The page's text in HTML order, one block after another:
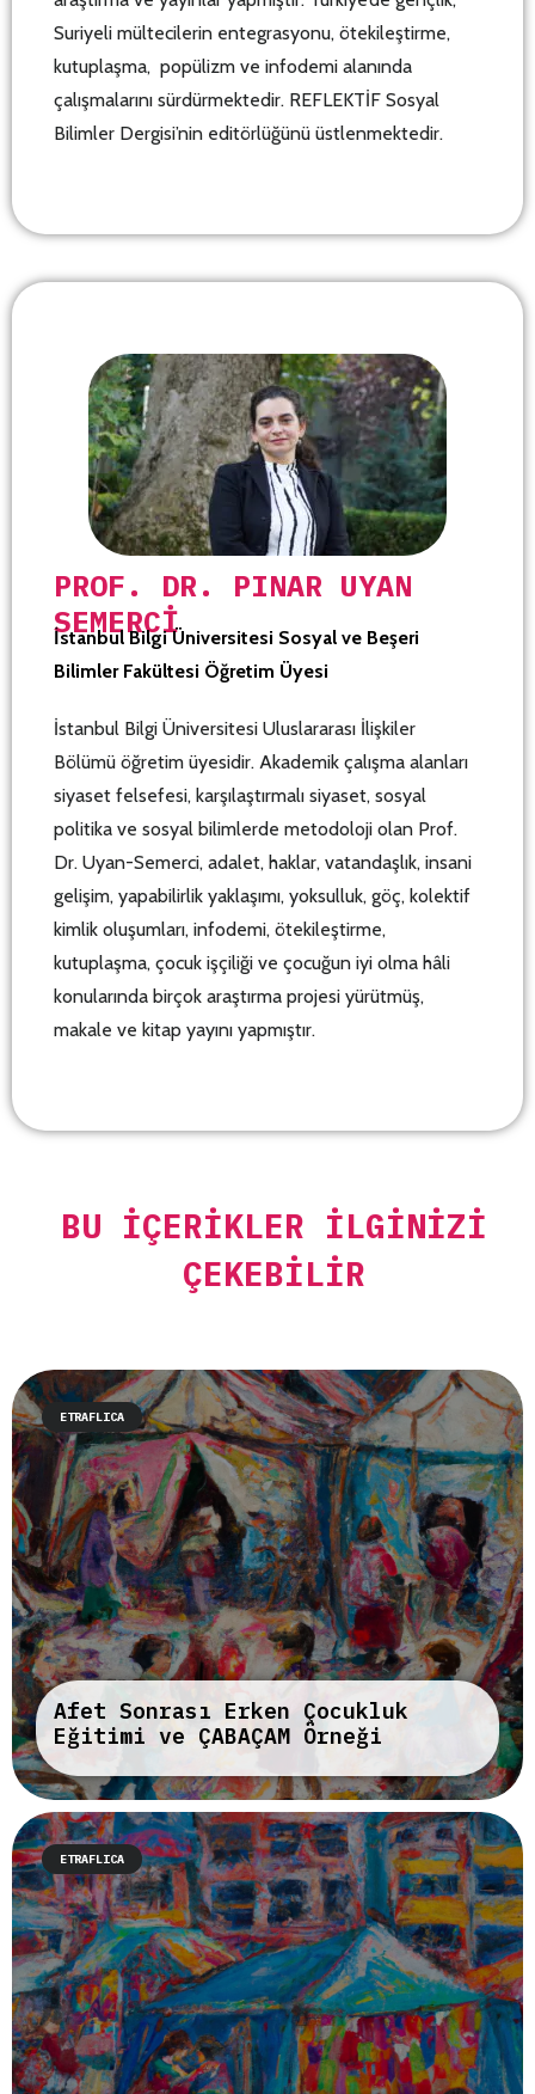
Suriyeli mültecilerin entegrasyonu, ötekileştirme,
kutuplaşma, popülizm ve infodemi alanında
çalışmalarını sürdürmektedir. REFLEKTİF Sosyal
Bilimler Dergisi’nin editörlüğünü üstlenmektedir.
PROF. DR. PINAR UYAN
SEMERCI
İstanbul Bilgi Üniversitesi Sosyal ve Beşeri
Bilimler Fakültesi Öğretim Üyesi
İstanbul Bilgi Üniversitesi Uluslararası İlişkiler
Bölümü öğretim üyesidir. Akademik çalışma alanları
siyaset felsefesi, karşılaştırmalı siyaset, sosyal
politika ve sosyal bilimlerde metodoloji olan Prof.
Dr. Uyan-Semerci, adalet, haklar, vatandaşlık, insani
gelişim, yapabilirlik yaklaşımı, yoksulluk, göç, kolektif
kimlik oluşumları, infodemi, ötekileştirme,
kutuplaşma, çocuk işçiliği ve çocuğun iyi olma hâli
konularında birçok araştırma projesi yürütmüş,
makale ve kitap yayını yapmıştır.
BU İÇERIKLER İLGINIZI
ÇEKEBILIR
ETRAFLICA
Afet Sonrası Erken Çocukluk
Eğitimi ve ÇABAÇAM Örneği
ETRAFLICA